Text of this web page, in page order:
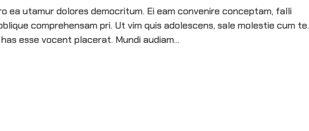
ea utamur dolores democritum. Ei eam convenire conceptam, falli
comprehensam pri. Ut vim quis adolescens, sale molestie cum te.
esse vocent placerat. Mundi audiam...